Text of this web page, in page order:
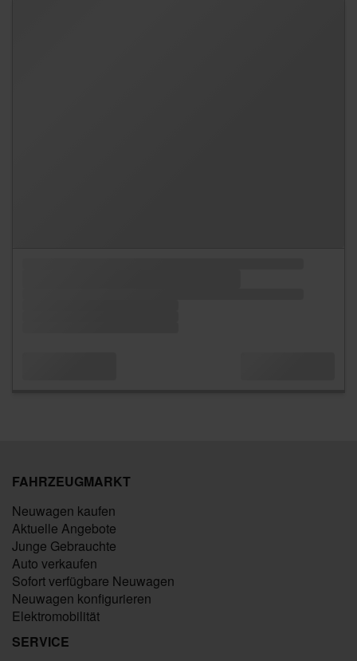
FAHRZEUGMARKT
Neuwagen kaufen
Aktuelle Angebote
Junge Gebrauchte
Auto verkaufen
Sofort verfügbare Neuwagen
Neuwagen konfigurieren
Elektromobilität
SERVICE